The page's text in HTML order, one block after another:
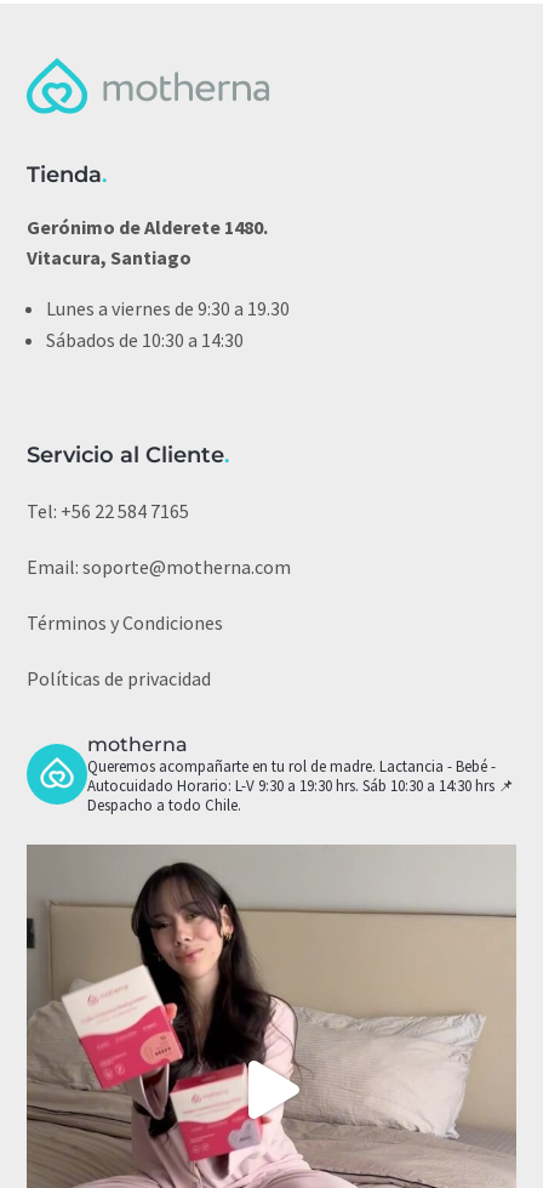
Tienda.
Gerónimo de Alderete 1480.
Vitacura, Santiago
Lunes a viernes de 9:30 a 19.30
Sábados de 10:30 a 14:30
Servicio al Cliente.
Tel: +56 22 584 7165
Email:soporte@motherna.com
Términos y Condiciones
Políticas de privacidad
motherna
Queremos acompañarte en tu rol de madre. Lactancia - Bebé -
Autocuidado Horario: L-V 9:30 a 19:30 hrs. Sáb 10:30 a 14:30 hrs 📌
Despacho a todo Chile.